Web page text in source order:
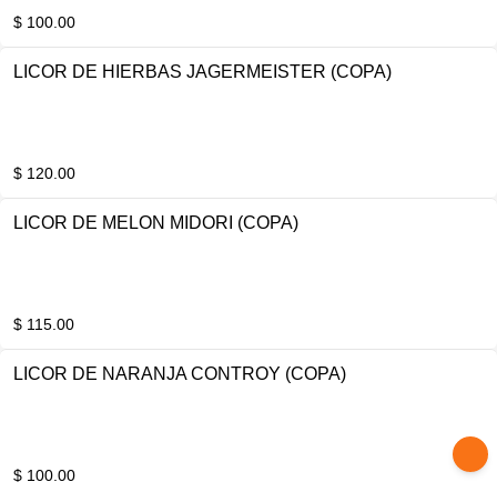
$ 100.00
LICOR DE HIERBAS JAGERMEISTER (COPA)
$ 120.00
LICOR DE MELON MIDORI (COPA)
$ 115.00
LICOR DE NARANJA CONTROY (COPA)
$ 100.00